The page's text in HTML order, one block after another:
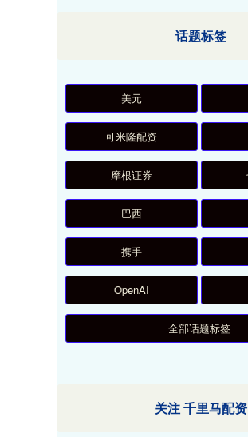
话题标签
美元
可米隆配资
摩根证券
巴西
携手
OpenAI
全部话题标签
关注 千里马配资